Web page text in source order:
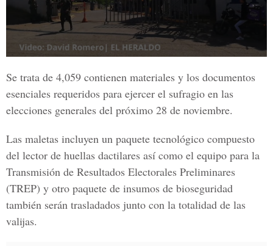
Se trata de 4,059 contienen materiales y los documentos
esenciales requeridos para ejercer el sufragio en las
elecciones generales del próximo 28 de noviembre.
Las maletas incluyen un paquete tecnológico compuesto
del lector de huellas dactilares así como el equipo para la
Transmisión de Resultados Electorales Preliminares
(TREP) y otro paquete de insumos de bioseguridad
también serán trasladados junto con la totalidad de las
valijas.